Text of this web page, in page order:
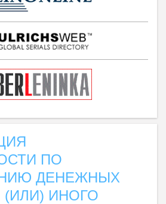
ПО
ДЕНЕЖНЫХ
(ИЛИ) ИНОГО